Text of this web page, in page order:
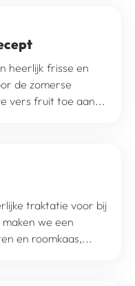
heerlijk frisse en
de zomerse
vers fruit toe aan...
traktatie voor bij
we een
en roomkaas,...